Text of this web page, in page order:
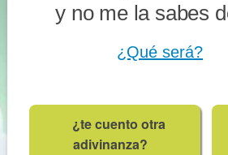
y no me la sabes
¿Qué será?
¿te cuento otra
adivinanza?